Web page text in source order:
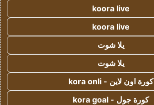
koora live
koora live
يلا شوت
يلا شوت
كورة اون لاين - kora onli
كورة جول - kora goal